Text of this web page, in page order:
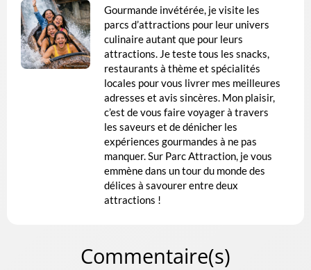
Gourmande invétérée, je visite les
parcs d’attractions pour leur univers
culinaire autant que pour leurs
attractions. Je teste tous les snacks,
restaurants à thème et spécialités
locales pour vous livrer mes meilleures
adresses et avis sincères. Mon plaisir,
c’est de vous faire voyager à travers
les saveurs et de dénicher les
expériences gourmandes à ne pas
manquer. Sur Parc Attraction, je vous
emmène dans un tour du monde des
délices à savourer entre deux
attractions !
Commentaire(s)